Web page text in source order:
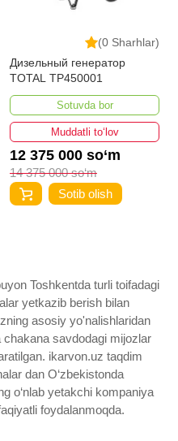
(0 Sharhlar)
Дизельный генератор
TOTAL TP450001
Sotuvda bor
Muddatli to‘lov
12 375 000 so‘m
14 375 000 so‘m
Sotib olish
Toshkentda turli toifadagi
yetkazib berish bilan
asosiy yo'nalishlaridan
chakana savdodagi mijozlar
ikarvon.uz taqdim
dan O‘zbekistonda
o‘nlab yetakchi kompaniya
foydalanmoqda.